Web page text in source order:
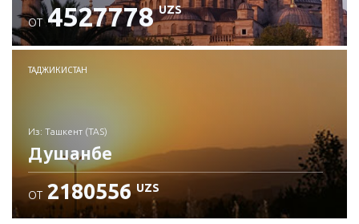
Проверьте подробности
ОТ 4527778 UZS
ТАДЖИКИСТАН
из: Ташкент (TAS)
Душанбе
ОТ 2180556 UZS